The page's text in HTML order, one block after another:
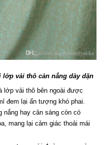
lớp vải thô cản nắng dày dặn
lớp vải thô bên ngoài được
đem lại ấn tượng khó phai.
nắng hay cản sáng còn có
mang lại cảm giác thoải mái